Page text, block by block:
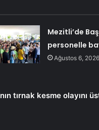
Mezitli’de
personelle
Ağustos 6, 2026
tırnak kesme olayını